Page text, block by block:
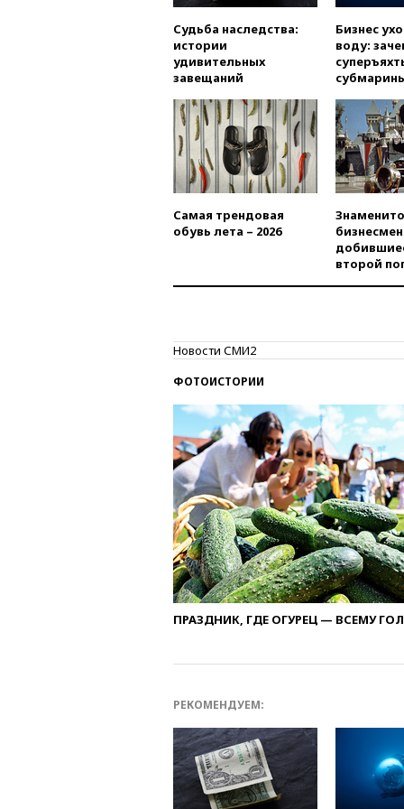
Судьба наследства:
истории
удивительных
завещаний
Бизнес
воду:
Самая трендовая
обувь лета – 2026
второй
Новости СМИ2
ФОТОИСТОРИИ
ПРАЗДНИК, ГДЕ ОГУРЕЦ — ВСЕМУ
РЕКОМЕНДУЕМ: